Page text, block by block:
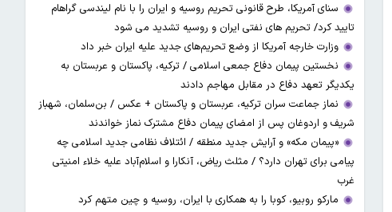
سنای آمریکا، طرح قانونی تحریم روسیه و ایران را با نام لیندسی گراهام
تایید کرد/ تحریم های نفتی ایران و روسیه تشدید می شود
وزارت خارجه آمریکا از وضع تحریم‌های جدید علیه ایران خبر داد
نخستین پیمان دفاع جمعی اسلامی / ترکیه، پاکستان و عربستان به
یکدیگر تعهد دفاع در مقابل مهاجم دادند
نماز جماعت سران ترکیه، عربستان و پاکستان + عکس / بن‌سلمان، شهباز
شریف و اردوغان پس از امضای پیمان دفاع مشترک نماز خواندند
«پیمان مکه» و آرایش جدید منطقه / ائتلاف نظامی جدید اسلامی چه
پیامی برای تهران دارد؟ / مثلث ریاض، آنکارا و اسلام‌آباد علیه خلاء امنیتی
غرب
مارکو روبیو، کوبا را به همکاری با ایران، روسیه و چین متهم کرد